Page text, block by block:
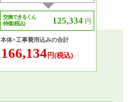
交換できるくん
特価 (税込)
125,334 円
本体+工事費用込みの合計
166,134 円(税込)